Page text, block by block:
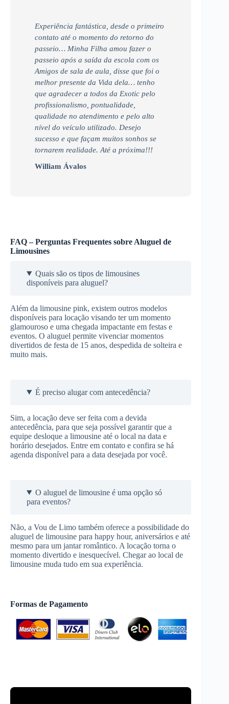
Experiência fantástica, desde o primeiro
contato até o momento do retorno do
passeio… Minha Filha amou fazer o
passeio após a saída da escola com os
Amigos de sala de aula, disse que foi o
melhor presente da Vida dela… tenho
que agradecer a todos da Exotic pelo
profissionalismo, pontualidade,
qualidade no atendimento e pelo alto
nível do veículo utilizado. Desejo
sucesso e que façam muitos sonhos se
tornarem realidade. Até a próxima!!!
William Ávalos
FAQ – Perguntas Frequentes sobre Aluguel de
Limousines
Quais são os tipos de limousines
disponíveis para aluguel?
Além da limousine pink, existem outros modelos
disponíveis para locação visando ter um momento
glamouroso e uma chegada impactante em festas e
eventos. O aluguel permite vivenciar momentos
divertidos de festa de 15 anos, despedida de solteira e
muito mais.
É preciso alugar com antecedência?
Sim, a locação deve ser feita com a devida
antecedência, para que seja possível garantir que a
equipe desloque a limousine até o local na data e
horário desejados. Entre em contato e confira se há
agenda disponível para a data desejada por você.
O aluguel de limousine é uma opção só
para eventos?
Não, a Vou de Limo também oferece a possibilidade do
aluguel de limousine para happy hour, aniversários e até
mesmo para um jantar romântico. A locação torna o
momento divertido e inesquecível. Chegar ao local de
limousine muda tudo em sua experiência.
Formas de Pagamento